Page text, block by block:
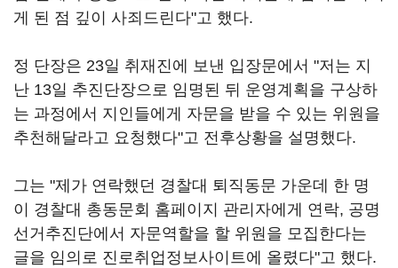
게 된 점 깊이 사죄드린다"고 했다.
정 단장은 23일 취재진에 보낸 입장문에서 "저는 지
난 13일 추진단장으로 임명된 뒤 운영계획을 구상하
는 과정에서 지인들에게 자문을 받을 수 있는 위원을
추천해달라고 요청했다"고 전후상황을 설명했다.
그는 "제가 연락했던 경찰대 퇴직동문 가운데 한 명
이 경찰대 총동문회 홈페이지 관리자에게 연락, 공명
선거추진단에서 자문역할을 할 위원을 모집한다는
글을 임의로 진로취업정보사이트에 올렸다"고 했다.